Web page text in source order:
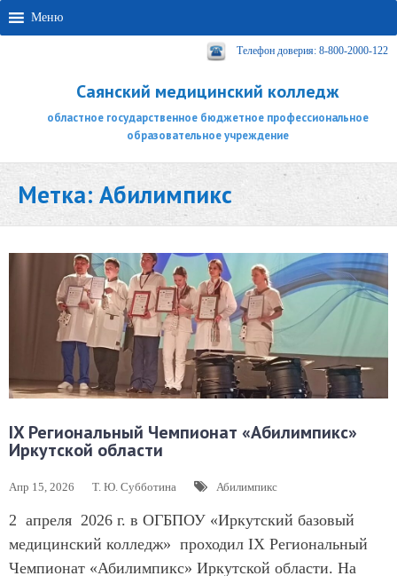
Меню
Телефон доверия: 8-800-2000-122
Саянский медицинский колледж
областное государственное бюджетное профессиональное
образовательное учреждение
Метка: Абилимпикс
IX Региональный Чемпионат «Абилимпикс»
Иркутской области
Апр 15, 2026 Т. Ю. Субботина Абилимпикс
2 апреля 2026 г. в ОГБПОУ «Иркутский базовый
медицинский колледж» проходил IX Региональный
Чемпионат «Абилимпикс» Иркутской области. На